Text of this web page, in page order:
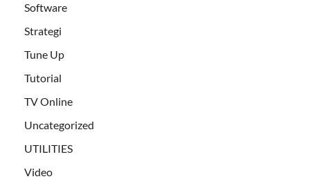
Software
Strategi
Tune Up
Tutorial
TV Online
Uncategorized
UTILITIES
Video